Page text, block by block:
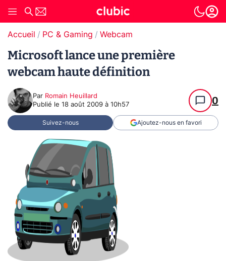
Accueil PC & Gaming Webcam
Microsoft lance une première
webcam haute définition
Par Romain Heuillard
Publié le 18 août 2009 à 10h57 0
Suivez-nous Ajoutez-nous en favori